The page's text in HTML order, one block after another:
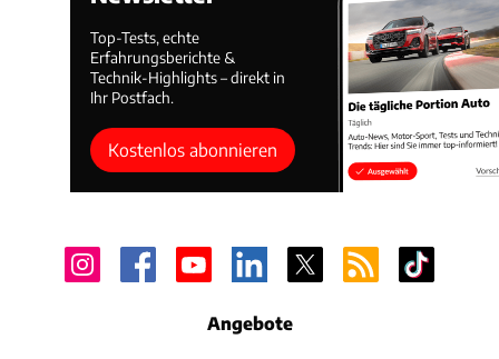
Top-Tests, echte
Erfahrungsberichte &
Technik-Highlights – direkt in
Ihr Postfach.
Kostenlos abonnieren
Angebote